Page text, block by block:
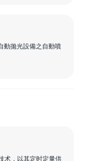
動拋光設備之自動噴
术，以其定时定量供